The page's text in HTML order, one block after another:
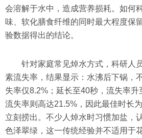
会溶解于水中，造成营养损耗。如何
味、软化膳食纤维的同时最大程度保
验数据得出的结论。
针对家庭常见焯水方式，科研人
素流失率，结果显示：水沸后下锅，
失率仅8.2%；延长至40秒，流失率升
流失率则高达21.5%，因此最佳时长
立刻捞出。不少人焯水时习惯加盐，
色泽翠绿，这一传统经验并不适用于